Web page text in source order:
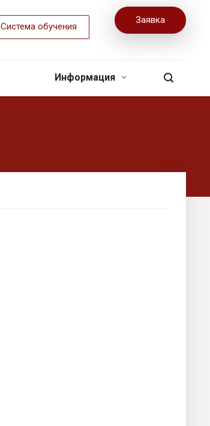
Система обучения
Заявка
Информация